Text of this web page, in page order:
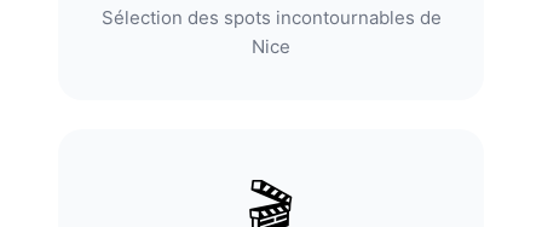
Sélection des spots incontournables de
Nice
🎬